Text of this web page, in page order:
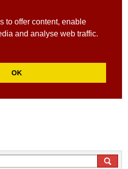
to offer content, enable
and analyse web traffic.
OK